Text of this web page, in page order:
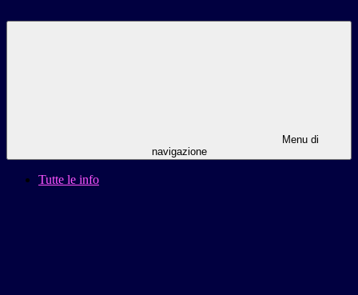
Menu di
navigazione
Tutte le info